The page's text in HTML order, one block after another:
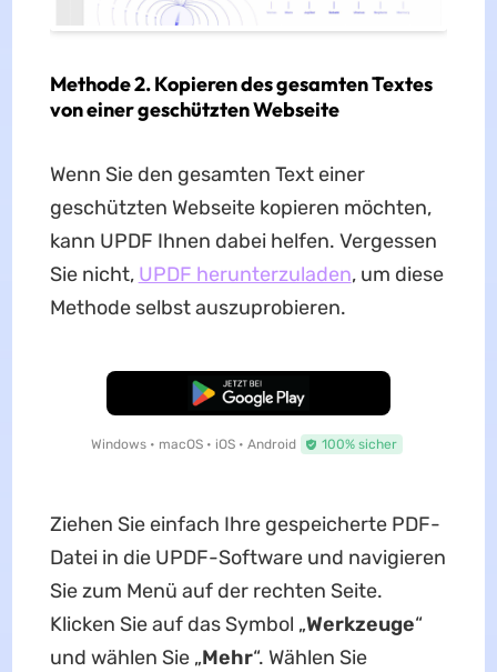
Methode 2. Kopieren des gesamten Textes
von einer geschützten Webseite
Wenn Sie den gesamten Text einer
geschützten Webseite kopieren möchten,
kann UPDF Ihnen dabei helfen. Vergessen
Sie nicht, UPDF herunterzuladen, um diese
Methode selbst auszuprobieren.
Kostenloser Download
Windows • macOS • iOS • Android 100% sicher
Ziehen Sie einfach Ihre gespeicherte PDF-
Datei in die UPDF-Software und navigieren
Sie zum Menü auf der rechten Seite.
Klicken Sie auf das Symbol „Werkzeuge“
und wählen Sie „Mehr“. Wählen Sie